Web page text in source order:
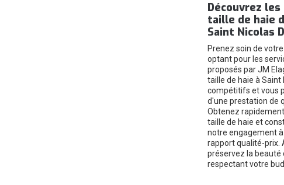
Découvrez
taille de haie
Saint Nicolas
Prenez soin de
optant pour les
proposés par JM
taille de haie à Saint
compétitifs et vous
d'une prestation de
Obtenez
taille de haie et
notre engagement
rapport qualité-prix.
préservez la beauté
respectant votre